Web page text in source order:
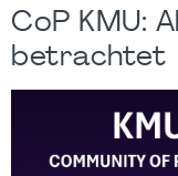
CoP KMU:
betrachtet